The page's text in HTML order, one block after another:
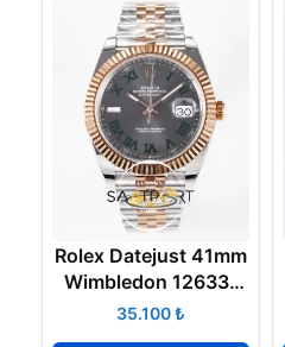
Rolex Datejust 41mm
Wimbledon 126331
Arf Factory Rose
₺